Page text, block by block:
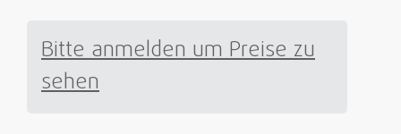
Bitte anmelden um Preise zu
sehen